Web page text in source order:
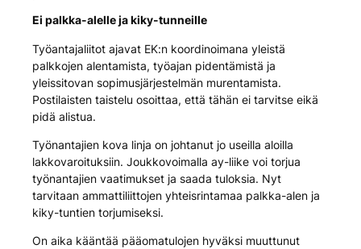
Ei palkka-alelle ja kiky-tunneille
Työantajaliitot ajavat EK:n koordinoimana yleistä
palkkojen alentamista, työajan pidentämistä ja
yleissitovan sopimusjärjestelmän murentamista.
Postilaisten taistelu osoittaa, että tähän ei tarvitse eikä
pidä alistua.
Työnantajien kova linja on johtanut jo useilla aloilla
lakkovaroituksiin. Joukkovoimalla ay-liike voi torjua
työnantajien vaatimukset ja saada tuloksia. Nyt
tarvitaan ammattiliittojen yhteisrintamaa palkka-alen ja
kiky-tuntien torjumiseksi.
On aika kääntää pääomatulojen hyväksi muuttunut